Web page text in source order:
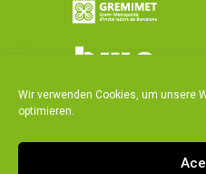
Wir verwenden Cookies, um unsere
optimieren.